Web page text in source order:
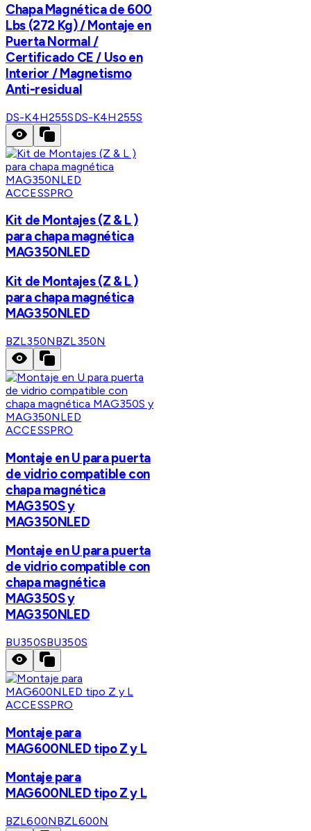
Chapa Magnética de 600
Lbs (272 Kg) / Montaje en
Puerta Normal /
Certificado CE / Uso en
Interior / Magnetismo
Anti-residual
DS-K4H255SDS-K4H255S
ACCESSPRO
Kit de Montajes (Z & L )
para chapa magnética
MAG350NLED
Kit de Montajes (Z & L )
para chapa magnética
MAG350NLED
BZL350NBZL350N
ACCESSPRO
Montaje en U para puerta
de vidrio compatible con
chapa magnética
MAG350S y
MAG350NLED
Montaje en U para puerta
de vidrio compatible con
chapa magnética
MAG350S y
MAG350NLED
BU350SBU350S
ACCESSPRO
Montaje para
MAG600NLED tipo Z y L
Montaje para
MAG600NLED tipo Z y L
BZL600NBZL600N